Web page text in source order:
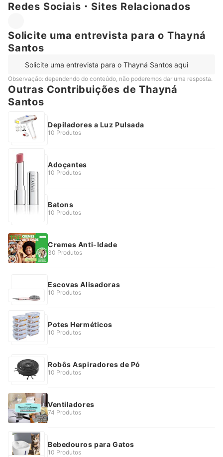
Redes Sociais・Sites Relacionados
Solicite uma entrevista para o Thayná
Santos
Solicite uma entrevista para o Thayná Santos aqui
Observação: dependendo do conteúdo, não poderemos dar uma resposta.
Outras Contribuições de Thayná
Santos
Depiladores a Luz Pulsada
10 Produtos
Adoçantes
10 Produtos
Batons
10 Produtos
Cremes Anti-Idade
30 Produtos
Escovas Alisadoras
10 Produtos
Potes Herméticos
10 Produtos
Robôs Aspiradores de Pó
10 Produtos
Ventiladores
74 Produtos
Bebedouros para Gatos
10 Produtos